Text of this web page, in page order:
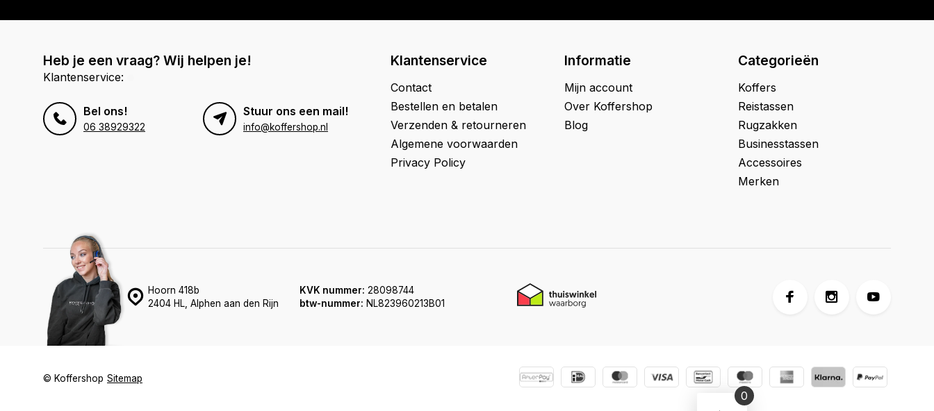
Heb je een vraag? Wij helpen je!
Klantenservice:
Bel ons!
06 38929322
Stuur ons een mail!
info@koffershop.nl
Klantenservice
Contact
Bestellen en betalen
Verzenden & retourneren
Algemene voorwaarden
Privacy Policy
Informatie
Mijn account
Over Koffershop
Blog
Categorieën
Koffers
Reistassen
Rugzakken
Businesstassen
Accessoires
Merken
Hoorn 418b
2404 HL, Alphen aan den Rijn
KVK nummer: 28098744
btw-nummer: NL823960213B01
© Koffershop Sitemap
0